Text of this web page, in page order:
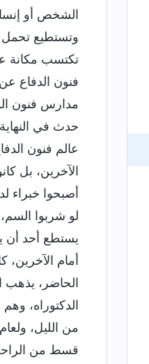
الشخص أو
وتستطيع تحمل
تكتسب مكانة
فنون الدفاع عن
مدارس فنون
حدث في
عالم فنون
الآخرين، بل
أصبحوا خبراء
لو شربوا
يستطع أحد أن
أمام
الحاضر، يذهب
الدكتوراه،
من الليل،
قسط من